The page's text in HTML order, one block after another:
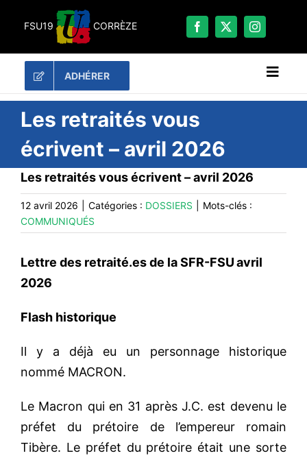
FSU19 CORRÈZE
ADHÉRER
RECHERCHER:
LES UNES
#ACTUALITÉS
LA FSU 19
#FORMATION
#ÉLECTIONS
#MÉDIAS
#DÉBATS
Les retraités vous
écrivent – avril 2026
Les retraités vous écrivent – avril 2026
12 avril 2026 Catégories : DOSSIERS
Mots-clés :
COMMUNIQUÉS
Lettre des retraité.es de la SFR-FSUavril
2026
Flash historique
Il y a déjà eu un personnage historique
nommé MACRON.
Le Macron qui en 31 après J.C. est devenu le
préfet du prétoire de l’empereur romain
Tibère. Le préfet du prétoire était une sorte